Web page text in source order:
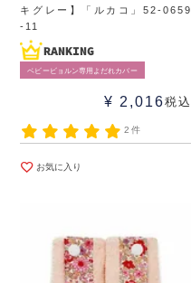
キグレー】「ルカコ」52-0659
-11
ベビービョルン専用よだれカバー
¥ 2,016税込
2件
お気に入り